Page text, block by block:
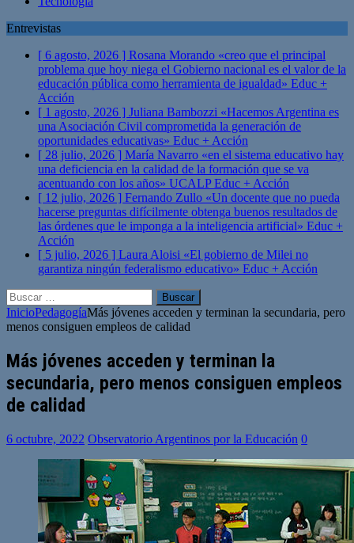
Entrevistas
[ 6 agosto, 2026 ] Rosana Morando «creo que el principal
problema que hoy niega el Gobierno nacional es el valor de la
educación pública como herramienta de igualdad» Educ +
Acción
[ 1 agosto, 2026 ] Juliana Bambozzi «Hacemos Argentina es
una Asociación Civil comprometida la generación de
oportunidades educativas» Educ + Acción
[ 28 julio, 2026 ] María Navarro «en el sistema educativo hay
una deficiencia en la calidad de la formación que se va
acentuando con los años» UCALPEduc + Acción
[ 12 julio, 2026 ] Fernando Zullo «Un docente que no pueda
hacerse preguntas difícilmente obtenga buenos resultados de
las órdenes que le imponga a la inteligencia artificial» Educ +
Acción
[ 5 julio, 2026 ] Laura Aloisi «El gobierno de Milei no
garantiza ningún federalismo educativo» Educ + Acción
Buscar:
InicioPedagogíaMás jóvenes acceden y terminan la secundaria, pero
menos consiguen empleos de calidad
Más jóvenes acceden y terminan la
secundaria, pero menos consiguen empleos
de calidad
6 octubre, 2022 Observatorio Argentinos por la Educación 0